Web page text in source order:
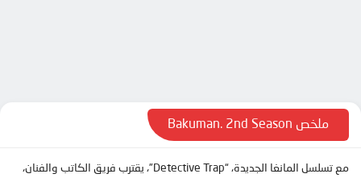
الحلقة 13
الحلقة 14
الحلقة 15
ملخص Bakuman. 2nd Season
مع تسلسل المانغا الجديدة، “Detective Trap”، يقترب فريق الكاتب والفنان،